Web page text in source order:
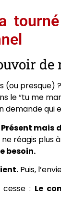
de
(ou presque) ?
le “tu me
demande qui
mais
réagis plus
besoin.
Puis,
: Le